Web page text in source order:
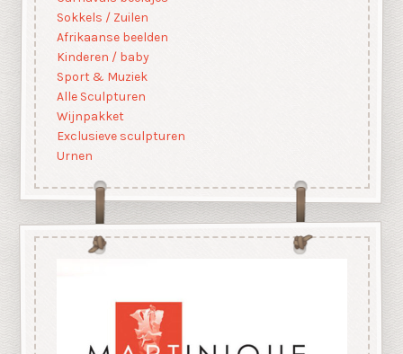
Sokkels / Zuilen
Afrikaanse beelden
Kinderen / baby
Sport & Muziek
Alle Sculpturen
Wijnpakket
Exclusieve sculpturen
Urnen